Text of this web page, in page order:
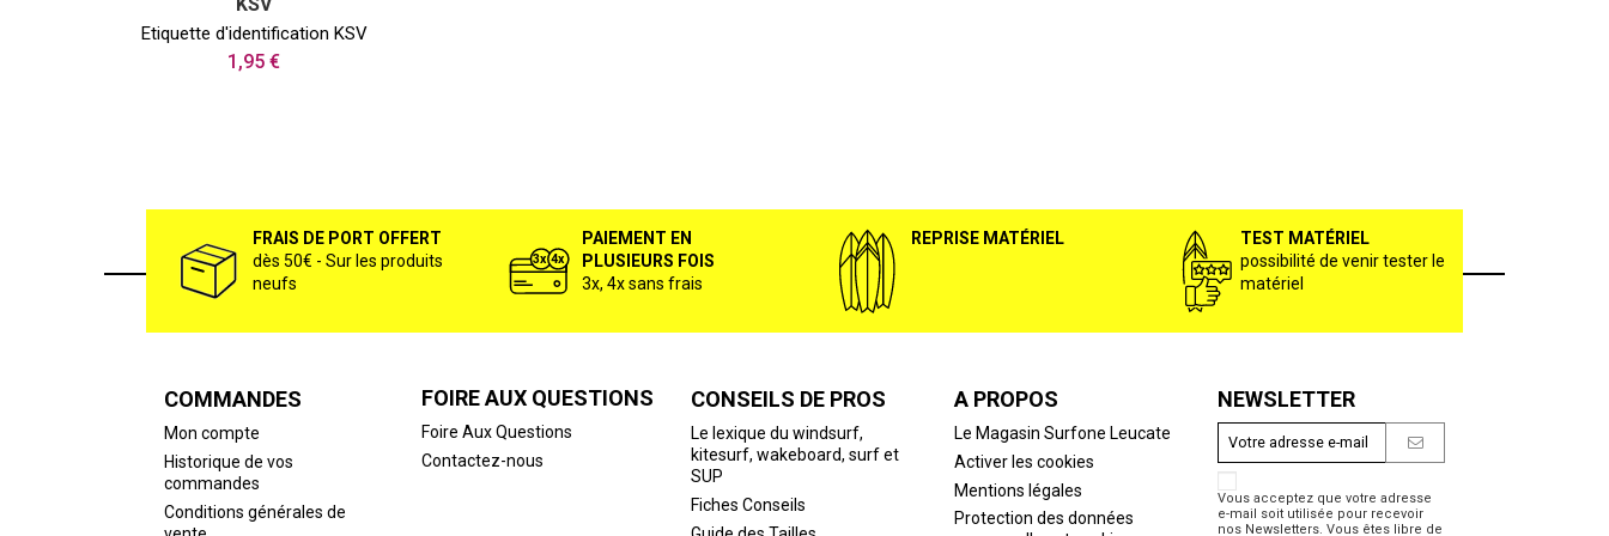
Etiquette d'identification KSV
1,95 €
FRAIS DE PORT OFFERT
dès 50€ - Sur les produits
neufs
PAIEMENT EN
PLUSIEURS FOIS
3x, 4x sans frais
REPRISE MATÉRIEL
TEST MATÉRIEL
possibilité de venir tester le
matériel
COMMANDES
Mon compte
Historique de vos
commandes
Conditions générales de
FOIRE AUX QUESTIONS
Foire Aux Questions
Contactez-nous
CONSEILS DE PROS
Le lexique du windsurf,
kitesurf, wakeboard, surf et
SUP
Fiches Conseils
A PROPOS
Le Magasin Surfone Leucate
Activer les cookies
Mentions légales
Protection des données
NEWSLETTER
Vous acceptez que votre adresse
e-mail soit utilisée pour recevoir
nos Newsletters. Vous êtes libre de